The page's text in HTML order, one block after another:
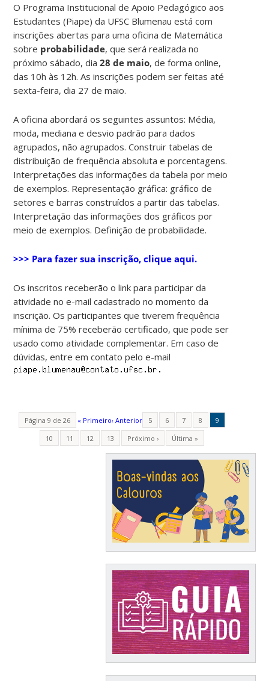
O Programa Institucional de Apoio Pedagógico aos
Estudantes (Piape) da UFSC Blumenau está com
inscrições abertas para uma oficina de Matemática
sobre probabilidade, que será realizada no
próximo sábado, dia28 de maio, de forma online,
das 10h às 12h. As inscrições podem ser feitas até
sexta-feira, dia 27 de maio.
A oficina abordará os seguintes assuntos: Média,
moda, mediana e desvio padrão para dados
agrupados, não agrupados. Construir tabelas de
distribuição de frequência absoluta e porcentagens.
Interpretações das informações da tabela por meio
de exemplos. Representação gráfica: gráfico de
setores e barras construídos a partir das tabelas.
Interpretação das informações dos gráficos por
meio de exemplos. Definição de probabilidade.
>>> Para fazer sua inscrição, clique aqui.
Os inscritos receberão o link para participar da
atividade no e-mail cadastrado no momento da
inscrição. Os participantes que tiverem frequência
mínima de 75% receberão certificado, que pode ser
usado como atividade complementar. Em caso de
dúvidas, entre em contato pelo e-mail
Página 9 de 26 « Primeiro‹ Anterior 5 6 7 8
9
10
11 12 13 Próximo › Última »